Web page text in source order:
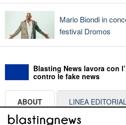
Mario Biondi in
festival Dromos
Blasting News lavora con
contro le fake news
ABOUT LINEA